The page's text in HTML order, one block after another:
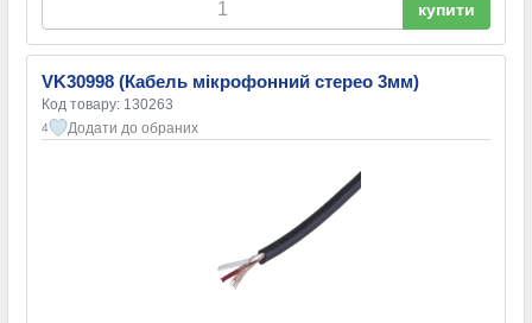
купити
VK30998 (Кабель мікрофонний стерео 3мм)
Код товару: 130263
4 Додати до обраних